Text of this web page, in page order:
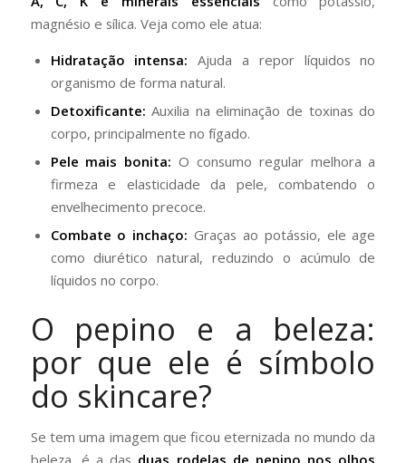
magnésio e sílica. Veja como ele atua:
Hidratação intensa: Ajuda a repor líquidos no
organismo de forma natural.
Detoxificante: Auxilia na eliminação de toxinas do
corpo, principalmente no fígado.
Pele mais bonita: O consumo regular melhora a
firmeza e elasticidade da pele, combatendo o
envelhecimento precoce.
Combate o inchaço: Graças ao potássio, ele age
como diurético natural, reduzindo o acúmulo de
líquidos no corpo.
O pepino e a beleza:
por que ele é símbolo
do skincare?
Se tem uma imagem que ficou eternizada no mundo da